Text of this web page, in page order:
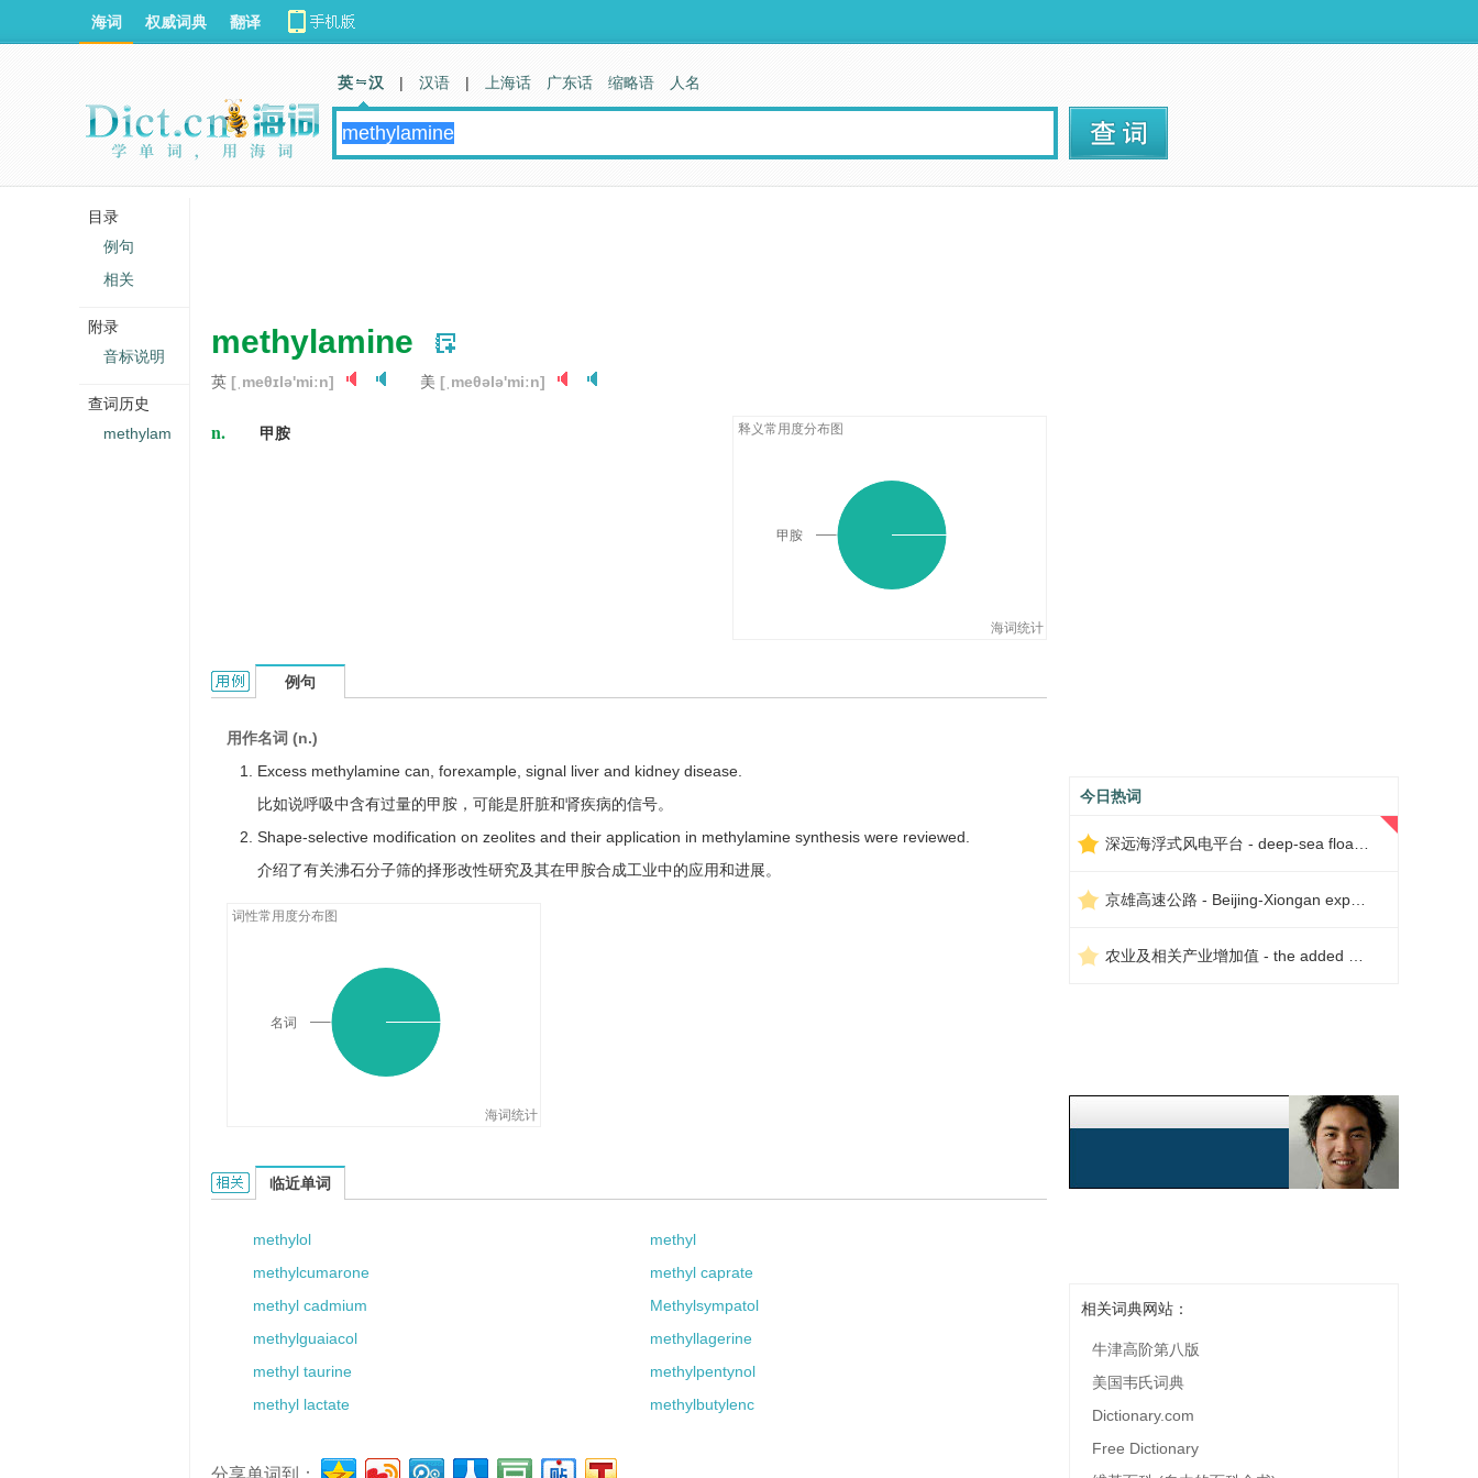
methylamine
英 [ˌmeθɪlə'miːn] 美 [ˌmeθələ'miːn]
n. 甲胺 释义常用度分布图
海词统计
甲胺
methylamine的用法和样例：
例句
用作名词 (n.)
Excess methylamine can, forexample, signal liver and kidney disease.
比如说呼吸中含有过量的甲胺，可能是肝脏和肾疾病的信号。
Shape-selective modification on zeolites and their application in methylamine synthesis were reviewed.
介绍了有关沸石分子筛的择形改性研究及其在甲胺合成工业中的应用和进展。
词性常用度分布图
海词统计
名词
methylamine的相关资料：
临近单词
methylol
methyl
methylcumarone
methyl caprate
methyl cadmium
Methylsympatol
methylguaiacol
methyllagerine
methyl taurine
methylpentynol
methyl lactate
methylbutylenc
分享单词到：
今日热词
相关词典网站：
牛津高阶第八版
美国韦氏词典
Dictionary.com
Free Dictionary
海词 权威词典 翻译
英 汉 | 汉语 | 上海话 广东话 缩略语 人名
目录
例句
相关
附录
音标说明
查词历史
methylam